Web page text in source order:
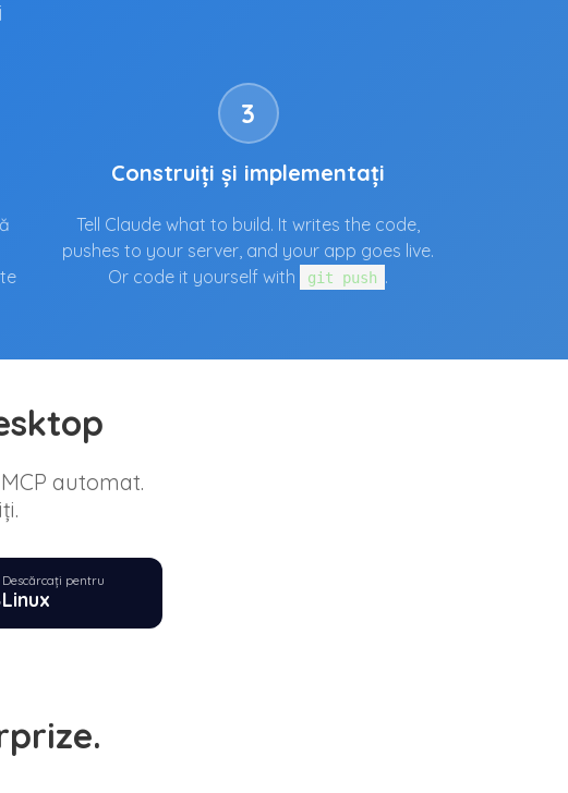
3
Construiți și implementați
Tell Claude what to build. It writes the code,
pushes to your server, and your app goes live.
Or code it yourself with
git push .
automat.
Descărcați pentru
Linux